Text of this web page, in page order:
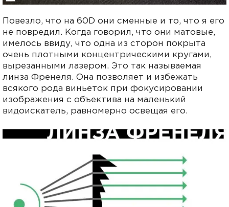
Повезло, что на 60D они сменные и то, что я его
не повредил. Когда говорил, что они матовые,
имелось ввиду, что одна из сторон покрыта
очень плотными концентрическими кругами,
вырезанными лазером. Это так называемая
линза Френеля. Она позволяет и избежать
всякого рода виньеток при фокусировании
изображения с объектива на маленький
видоискатель, равномерно освещая его.